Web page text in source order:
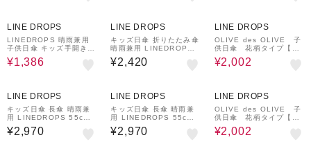
本骨 トート型収納バッグ
通学 合板手元 ニュアン
スカラー ネームタグ 収
納しやすいケース 5479
3 54794 54795 54796
LINE DROPS
LINEDROPS 晴雨兼用
子供日傘 キッズ手開き折
りたたみ傘 昨年話題とな
った子供日傘のパイオニ
ソー はっ水 トートバッ
ク型共袋付 チャイルドパ
ラソル チャイパラ 5318
4
¥1,386
LINE DROPS
キッズ日傘 折りたたみ傘
晴雨兼用 LINEDROPS
55cm 手開き式 UVカッ
ト率＆遮光率99.9％以上
トート型収納バッグ 通学
54783 54784 54785 5
4786 54787
¥2,420
LINE DROPS
OLIVE des OLIVE 子
供日傘 花柄タイプ【長
傘 身長表記 150㎝
用】ミント
¥2,002
LINE DROPS
キッズ日傘 長傘 晴雨兼
用 LINEDROPS 55cm
ジャンプ式 UVカット率
＆遮光率99.9％以上 遮
¥2,970
LINE DROPS
キッズ日傘 長傘 晴雨兼
用 LINEDROPS 55cm
ジャンプ式 UVカット率
＆遮光率99.9％以上 遮
¥2,970
LINE DROPS
OLIVE des OLIVE 子
供日傘 花柄タイプ【長
傘 身長表記 140㎝
用】パープル
¥2,002